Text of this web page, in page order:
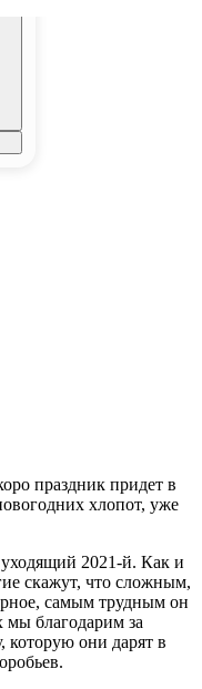
праздник придет в
хлопот, уже
2021-й. Как и
скажут, что сложным,
самым трудным он
мы благодарим за
которую они дарят в